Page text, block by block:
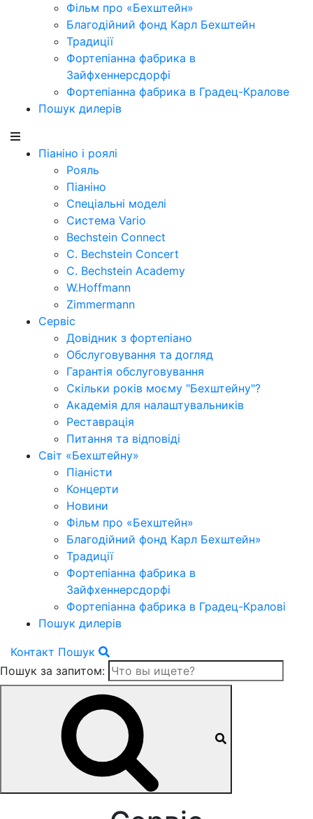
Фільм про «Бехштейн»
Благодійний фонд Карл Бехштейн
Традиції
Фортепіанна фабрика в
Зайфхеннерсдорфi
Фортепіанна фабрика в Градец-Кралове
Пошук дилерів
Піаніно і роялі
Рояль
Піаніно
Спеціальні моделі
Система Vario
Bechstein Connect
C. Bechstein Concert
C. Bechstein Academy
W.Hoffmann
Zimmermann
Сервіс
Довідник з фортепіано
Обслуговування та догляд
Гарантія обслуговування
Скільки років моєму "Бехштейну"?
Академія для налаштувальників
Реставрація
Питання та відповіді
Світ «Бехштейну»
Піаністи
Концерти
Новини
Фільм про «Бехштейн»
Благодійний фонд Карл Бехштейн»
Традиції
Фортепіанна фабрика в
Зайфхеннерсдорфi
Фортепіанна фабрика в Градец-Краловi
Пошук дилерів
Контакт Пошук
Пошук за запитом: